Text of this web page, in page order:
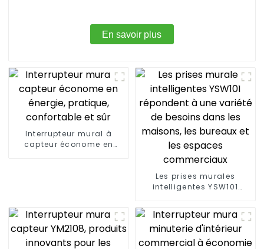
En savoir plus
Interrupteur mural à
capteur économe en
Les prises murales
intelligentes YSW101
maisons, les bureaux et
les espaces
commerciaux